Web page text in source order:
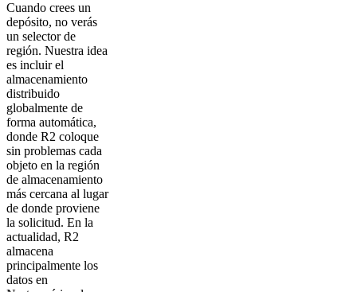
Cuando crees un
depósito, no verás
un selector de
región. Nuestra idea
es incluir el
almacenamiento
distribuido
globalmente de
forma automática,
donde R2 coloque
sin problemas cada
objeto en la región
de almacenamiento
más cercana al lugar
de donde proviene
la solicitud. En la
actualidad, R2
almacena
principalmente los
datos en